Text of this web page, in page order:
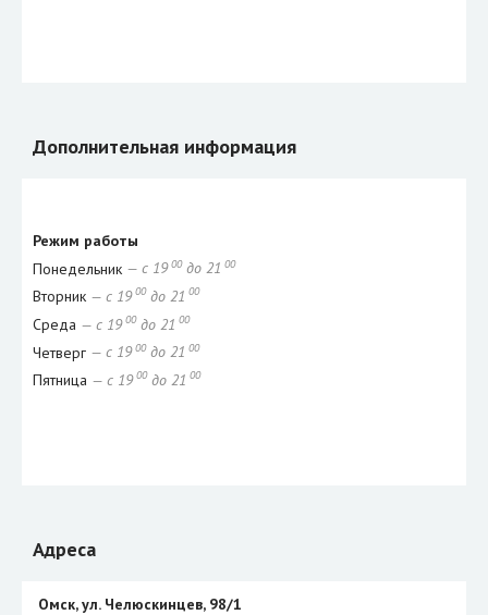
Дополнительная информация
Режим работы
Понедельник — с 19 00до 21 00
Вторник — с 19 00до 21 00
Среда — с 19 00до 21 00
Четверг — с 19 00до 21 00
Пятница — с 19 00до 21 00
Адреса
Омск, ул. Челюскинцев, 98/1